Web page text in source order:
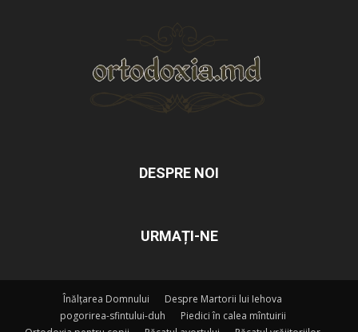
DESPRE NOI
URMAȚI-NE
Înălțarea Domnului
Despre Martorii lui Iehova
pogorirea-sfintului-duh
Piedici în calea mîntuirii